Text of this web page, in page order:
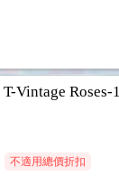
T-Vintage Roses-1
不適用總價折扣